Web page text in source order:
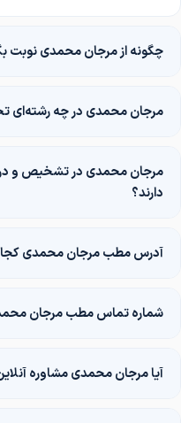
پزشک عمومی
چگونه از مرجان محمدی نوبت
مرجان محمدی در چه رشته‌ای
مرجان محمدی در تشخیص و
دارند؟
آدرس مطب مرجان محمدی
شماره تماس مطب مرجان
آیا مرجان محمدی مشاوره